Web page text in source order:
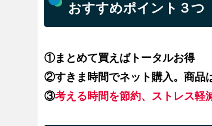
おすすめポイント３つ
①まとめて買えばトータルお得
②すきま時間でネット購入。商品
③考える時間を節約、ストレス軽